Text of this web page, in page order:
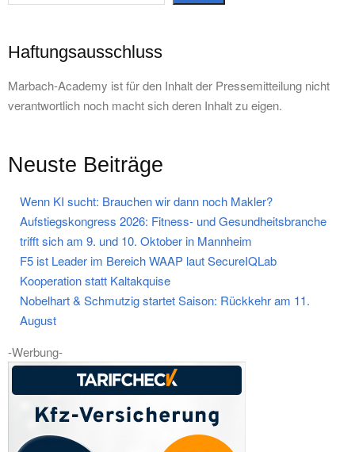
Haftungsausschluss
Marbach-Academy ist für den Inhalt der Pressemitteilung nicht
verantwortlich noch macht sich deren Inhalt zu eigen.
Neuste Beiträge
Wenn KI sucht: Brauchen wir dann noch Makler?
Aufstiegskongress 2026: Fitness- und Gesundheitsbranche
trifft sich am 9. und 10. Oktober in Mannheim
F5 ist Leader im Bereich WAAP laut SecureIQLab
Kooperation statt Kaltakquise
Nobelhart & Schmutzig startet Saison: Rückkehr am 11.
August
-Werbung-